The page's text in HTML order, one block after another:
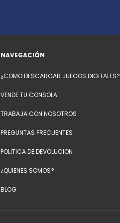
NAVEGACIÓN
¿COMO DESCARGAR JUEGOS DIGITALES?
VENDE TU CONSOLA
TRABAJA CON NOSOTROS
PREGUNTAS FRECUENTES
POLITICA DE DEVOLUCION
¿QUIENES SOMOS?
BLOG